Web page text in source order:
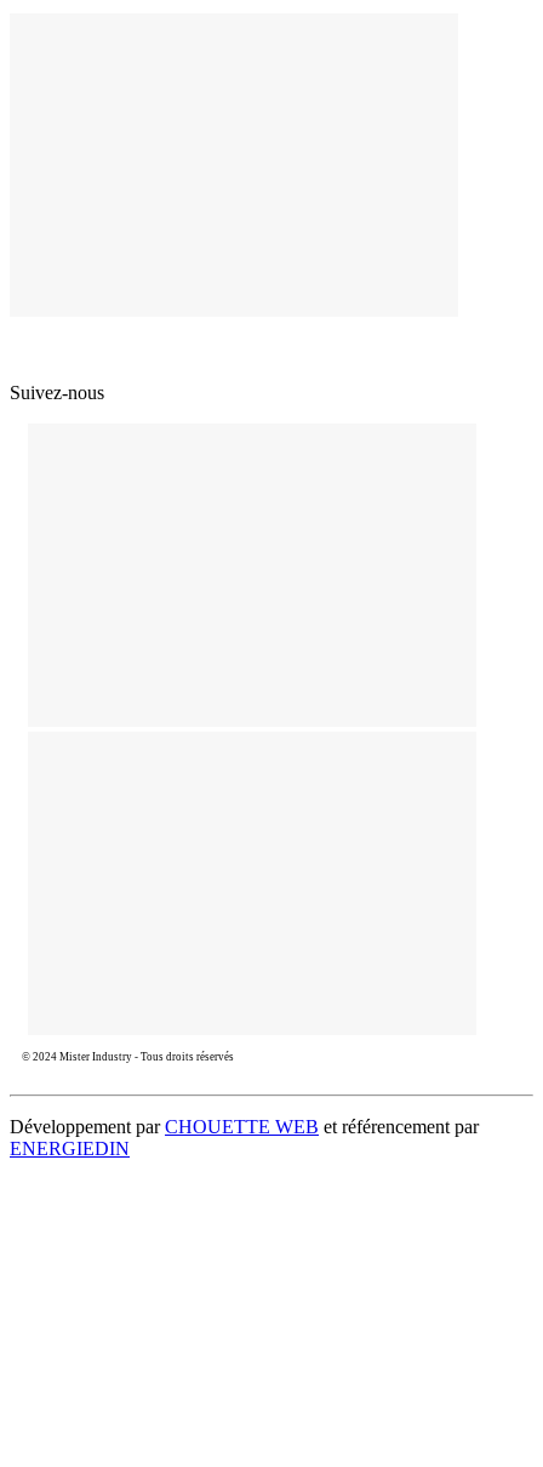
Suivez-nous
© 2024 Mister Industry - Tous droits réservés
Développement parCHOUETTE WEB et référencement par
ENERGIEDIN